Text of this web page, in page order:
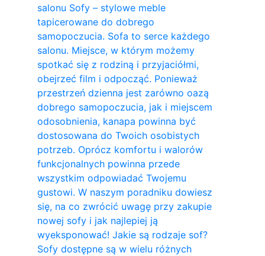
salonu Sofy – stylowe meble
tapicerowane do dobrego
samopoczucia. Sofa to serce każdego
salonu. Miejsce, w którym możemy
spotkać się z rodziną i przyjaciółmi,
obejrzeć film i odpocząć. Ponieważ
przestrzeń dzienna jest zarówno oazą
dobrego samopoczucia, jak i miejscem
odosobnienia, kanapa powinna być
dostosowana do Twoich osobistych
potrzeb. Oprócz komfortu i walorów
funkcjonalnych powinna przede
wszystkim odpowiadać Twojemu
gustowi. W naszym poradniku dowiesz
się, na co zwrócić uwagę przy zakupie
nowej sofy i jak najlepiej ją
wyeksponować! Jakie są rodzaje sof?
Sofy dostępne są w wielu różnych